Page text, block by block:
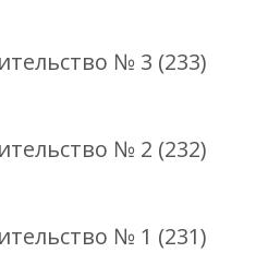
№ 3 (233)
№ 2 (232)
№ 1 (231)